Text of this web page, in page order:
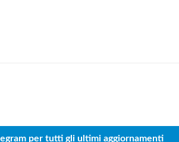
per tutti gli ultimi aggiornamenti